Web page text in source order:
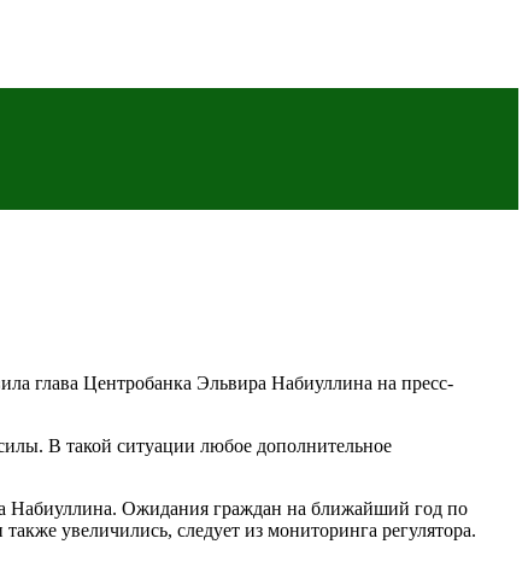
глава Центробанка Эльвира Набиуллина на пресс-
В такой ситуации любое дополнительное
Набиуллина. Ожидания граждан на ближайший год по
увеличились, следует из мониторинга регулятора.